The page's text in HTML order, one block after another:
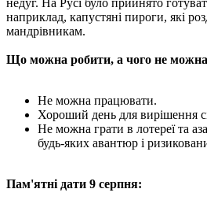
наприклад, капустяні пироги, які
мандрівникам.
Що можна робити, а чого не
Не можна працювати.
Хороший день для вирішення
Не можна грати в лотереї та
будь-яких авантюр і
Пам'ятні дати 9 серпня: